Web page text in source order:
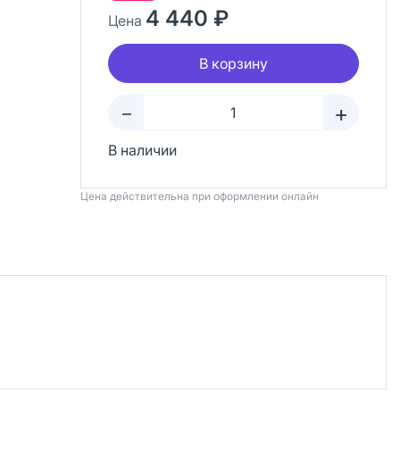
Цена 4 440 ₽
В корзину
– +
В наличии
Цена действительна при оформлении онлайн